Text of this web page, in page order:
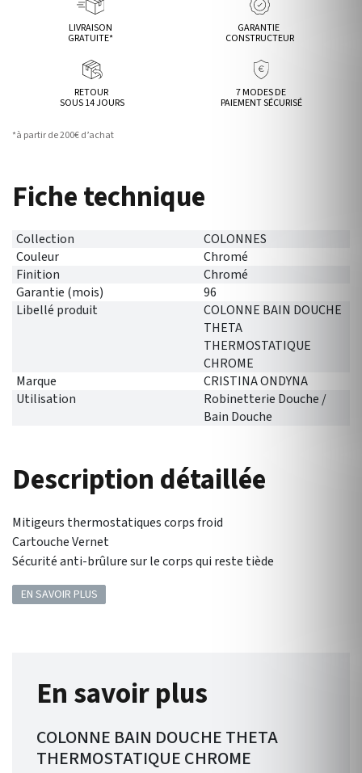
LIVRAISON
GRATUITE*
GARANTIE
CONSTRUCTEUR
RETOUR
SOUS 14 JOURS
7 MODES DE
PAIEMENT SÉCURISÉ
*à partir de 200€ d’achat
Fiche technique
Collection
COLONNES
Couleur
Chromé
Finition
Chromé
Garantie (mois)
96
Libellé produit
COLONNE BAIN DOUCHE
THETA
THERMOSTATIQUE
CHROME
Marque
CRISTINA ONDYNA
Utilisation
Robinetterie Douche /
Bain Douche
Description détaillée
Mitigeurs thermostatiques corps froid
Cartouche Vernet
Sécurité anti-brûlure sur le corps qui reste tiède
EN SAVOIR PLUS
En savoir plus
COLONNE BAIN DOUCHE THETA
THERMOSTATIQUE CHROME